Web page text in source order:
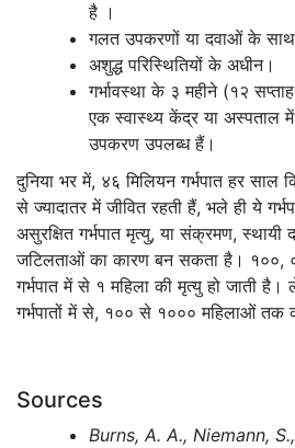
है ।
गलत उपकरणों या दवाओं के
अशुद्ध परिस्थितियों के अधीन।
गर्भावस्था के ३ महीने (१२
एक स्वास्थ्य केंद्र या अस्पताल में
उपकरण उपलब्ध हैं।
दुनिया भर में, ४६ मिलियन गर्भपात हर साल
से ज्यादातर में जीवित रहती हैं, भले ही ये
असुरक्षित गर्भपात मृत्यु, या संक्रमण, स्थायी
जटिलताओं का कारण बन सकता है। १००,
गर्भपात में से १ महिला की मृत्यु हो जाती
गर्भपातों में से, १०० से १००० महिलाओं तक
Sources
Burns, A. A., Niemann,